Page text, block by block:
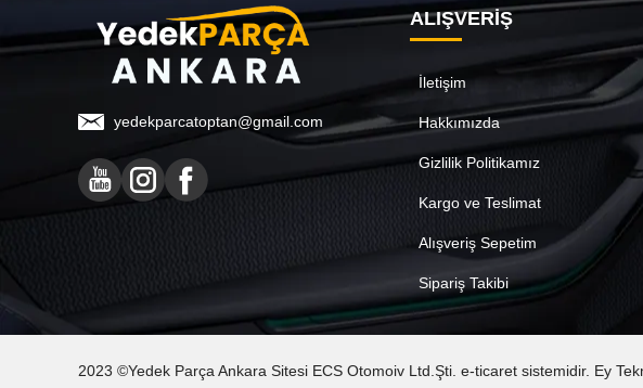
yedekparcatoptan@gmail.com
ALIŞVERİŞ
İletişim
Hakkımızda
Gizlilik Politikamız
Kargo ve Teslimat
Alışveriş Sepetim
Sipariş Takibi
2023 ©Yedek Parça Ankara Sitesi ECS Otomoiv Ltd.Şti. e-ticaret sistemidir. Ey